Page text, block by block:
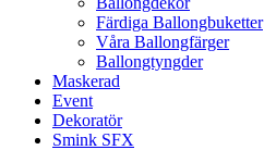
Färdiga Ballongbuketter
Våra Ballongfärger
Ballongtyngder
Maskerad
Event
Dekoratör
Smink SFX